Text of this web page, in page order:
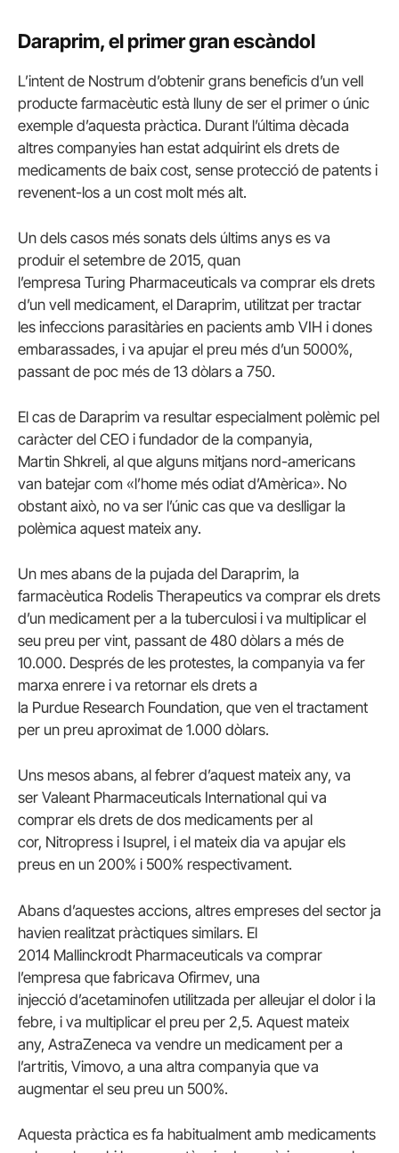
Daraprim, el primer gran escàndol
L’intent de Nostrum d’obtenir grans beneficis d’un vell
producte farmacèutic està lluny de ser el primer o únic
exemple d’aquesta pràctica. Durant l’última dècada
altres companyies han estat adquirint els drets de
medicaments de baix cost, sense protecció de patents i
revenent-los a un cost molt més alt.
Un dels casos més sonats dels últims anys es va
produir el setembre de 2015, quan
l’empresa Turing Pharmaceuticals va comprar els drets
d’un vell medicament, el Daraprim, utilitzat per tractar
les infeccions parasitàries en pacients amb VIH i dones
embarassades, i va apujar el preu més d’un 5000%,
passant de poc més de 13 dòlars a 750.
El cas de Daraprim va resultar especialment polèmic pel
caràcter del CEO i fundador de la companyia,
Martin Shkreli, al que alguns mitjans nord-americans
van batejar com «l’home més odiat d’Amèrica». No
obstant això, no va ser l’únic cas que va deslligar la
polèmica aquest mateix any.
Un mes abans de la pujada del Daraprim, la
farmacèutica Rodelis Therapeutics va comprar els drets
d’un medicament per a la tuberculosi i va multiplicar el
seu preu per vint, passant de 480 dòlars a més de
10.000. Després de les protestes, la companyia va fer
marxa enrere i va retornar els drets a
la Purdue Research Foundation, que ven el tractament
per un preu aproximat de 1.000 dòlars.
Uns mesos abans, al febrer d’aquest mateix any, va
ser Valeant Pharmaceuticals International qui va
comprar els drets de dos medicaments per al
cor, Nitropress i Isuprel, i el mateix dia va apujar els
preus en un 200% i 500% respectivament.
Abans d’aquestes accions, altres empreses del sector ja
havien realitzat pràctiques similars. El
2014 Mallinckrodt Pharmaceuticals va comprar
l’empresa que fabricava Ofirmev, una
injecció d’acetaminofen utilitzada per alleujar el dolor i la
febre, i va multiplicar el preu per 2,5. Aquest mateix
any, AstraZeneca va vendre un medicament per a
l’artritis, Vimovo, a una altra companyia que va
augmentar el seu preu un 500%.
Aquesta pràctica es fa habitualment amb medicaments